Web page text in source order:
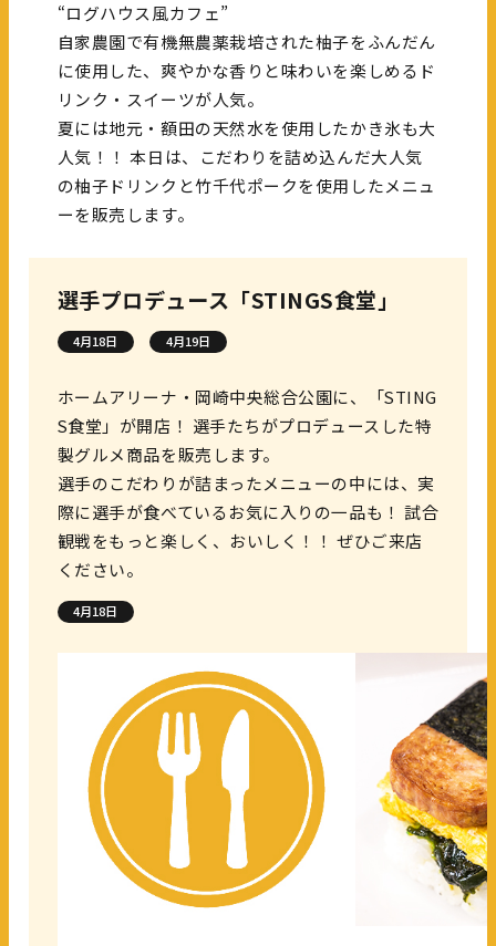
“ログハウス風カフェ”
自家農園で有機無農薬栽培された柚子をふんだん
に使用した、爽やかな香りと味わいを楽しめるド
リンク・スイーツが人気。
夏には地元・額田の天然水を使用したかき氷も大
人気！！ 本日は、こだわりを詰め込んだ大人気
の柚子ドリンクと竹千代ポークを使用したメニュ
ーを販売します。
選手プロデュース「STINGS食堂」
4月18日 4月19日
ホームアリーナ・岡崎中央総合公園に、「STING
S食堂」が開店！ 選手たちがプロデュースした特
製グルメ商品を販売します。
選手のこだわりが詰まったメニューの中には、実
際に選手が食べているお気に入りの一品も！ 試合
観戦をもっと楽しく、おいしく！！ ぜひご来店
ください。
4月18日